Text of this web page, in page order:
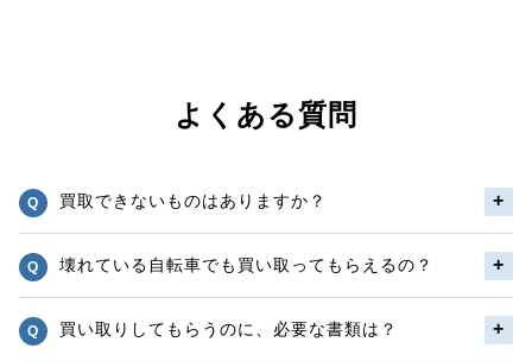
よくある質問
買取できないものはありますか？
壊れている自転車でも買い取ってもらえるの？
買い取りしてもらうのに、必要な書類は？